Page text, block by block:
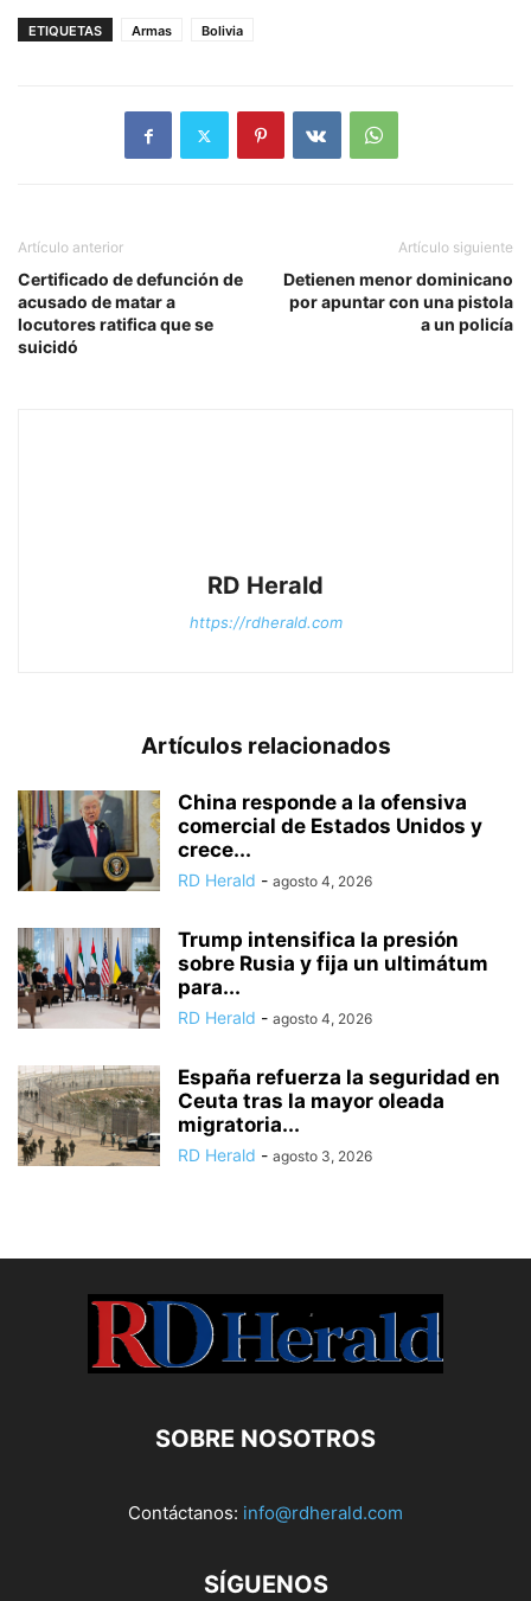
ETIQUETAS Armas Bolivia
Artículo anterior
Certificado de defunción de
acusado de matar a
locutores ratifica que se
suicidó
Artículo siguiente
Detienen menor dominicano
por apuntar con una pistola
a un policía
RD Herald
https://rdherald.com
Artículos relacionados
China responde a la ofensiva
comercial de Estados Unidos y
crece...
RD Herald - agosto 4, 2026
Trump intensifica la presión
sobre Rusia y fija un ultimátum
para...
RD Herald - agosto 4, 2026
España refuerza la seguridad en
Ceuta tras la mayor oleada
migratoria...
RD Herald - agosto 3, 2026
SOBRE NOSOTROS
Contáctanos: info@rdherald.com
SÍGUENOS